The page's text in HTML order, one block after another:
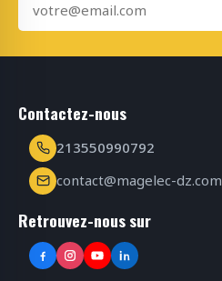
Contactez-nous
213550990792
contact@magelec-dz.com
Retrouvez-nous sur